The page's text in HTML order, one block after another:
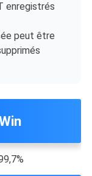
enregistrés
peut être